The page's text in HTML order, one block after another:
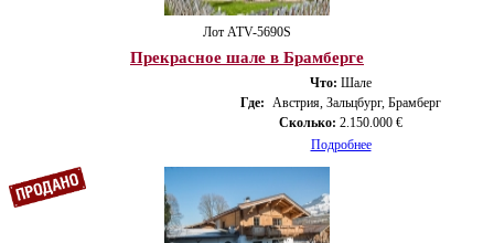
Лот ATV-5690S
Прекрасное шале в Брамберге
Что: Шале
Где: Австрия, Зальцбург, Брамберг
Сколько: 2.150.000 €
Подробнее